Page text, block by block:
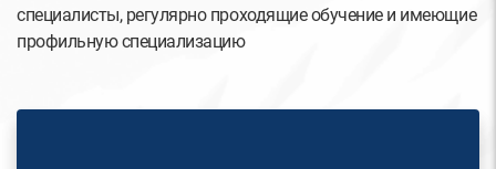
специалисты, регулярно проходящие обучение и имеющие
профильную специализацию